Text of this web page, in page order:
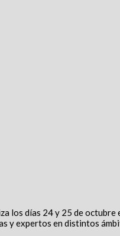
los días 24 y 25 de octubre
y expertos en distintos